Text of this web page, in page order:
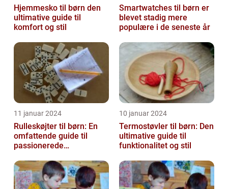
Hjemmesko til børn den
ultimative guide til
komfort og stil
Smartwatches til børn er
blevet stadig mere
populære i de seneste år
11 januar 2024
Rulleskøjter til børn: En
omfattende guide til
passionerede
10 januar 2024
Termostøvler til børn: Den
ultimative guide til
funktionalitet og stil